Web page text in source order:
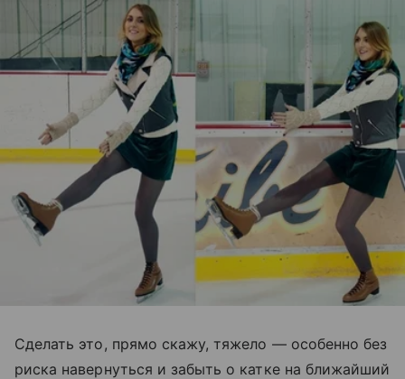
Сделать это, прямо скажу, тяжело — особенно без
риска навернуться и забыть о катке на ближайший